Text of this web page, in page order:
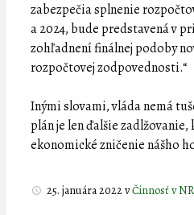
zabezpečia splnenie
a 2024, bude predstavená v
zohľadnení finálnej podoby
rozpočtovej zodpovednosti.“
Inými slovami, vláda nemá
plán je len ďalšie
ekonomické zničenie nášho
25. januára 2022vČinnosť v